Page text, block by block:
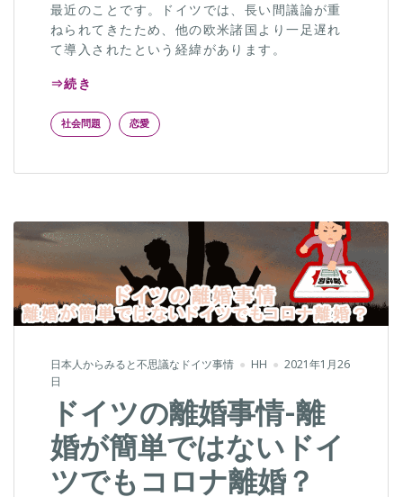
最近のことです。ドイツでは、長い間議論が重
ねられてきたため、他の欧米諸国より一足遅れ
て導入されたという経緯があります。
⇒続き
社会問題 恋愛
日本人からみると不思議なドイツ事情 HH
2021年1月26
日
ドイツの離婚事情-離
婚が簡単ではないドイ
ツでもコロナ離婚？